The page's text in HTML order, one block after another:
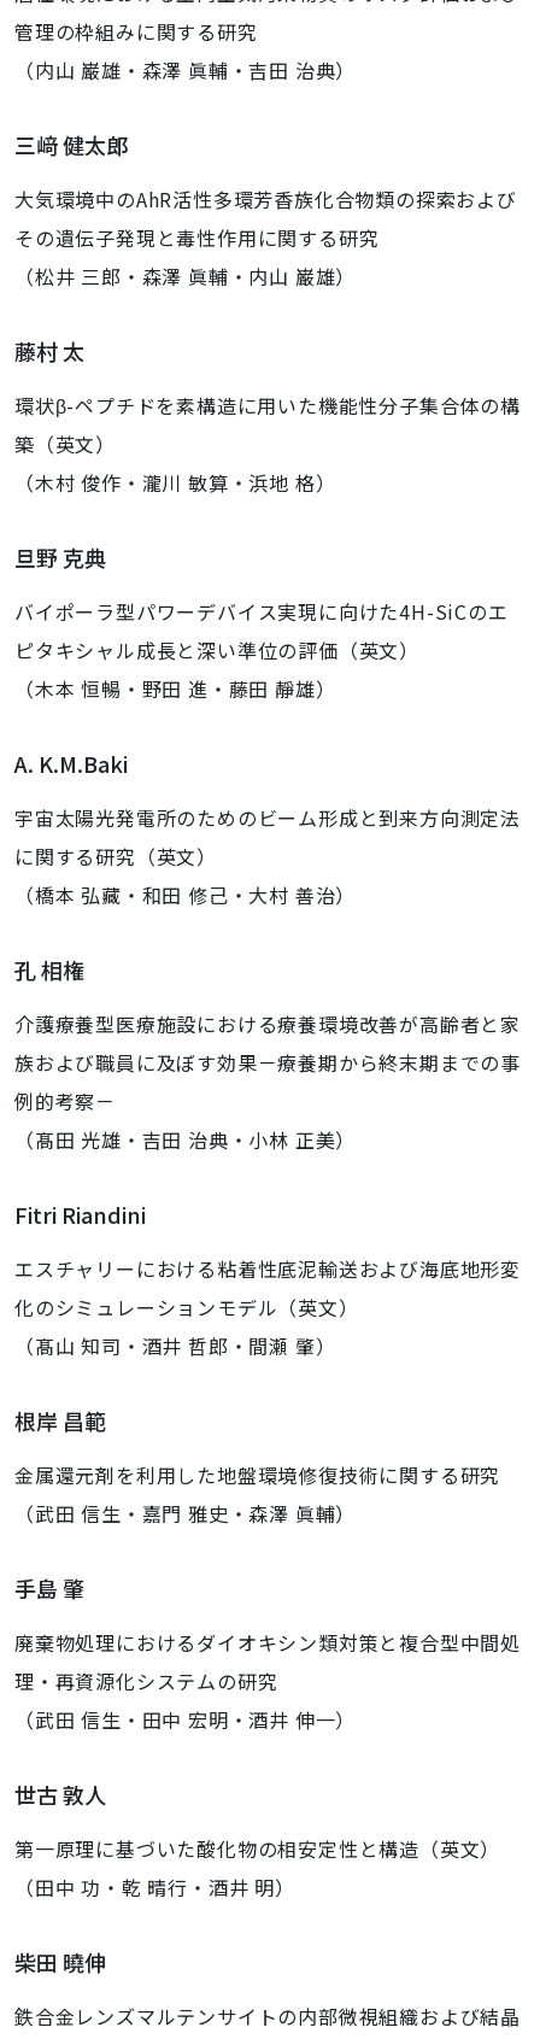
管理の枠組みに関する研究
（内山 巌雄・森澤 眞輔・吉田 治典）
三﨑 健太郎
大気環境中のAhR活性多環芳香族化合物類の探索および
その遺伝子発現と毒性作用に関する研究
（松井 三郎・森澤 眞輔・内山 巌雄）
藤村 太
環状β-ペプチドを素構造に用いた機能性分子集合体の構
築（英文）
（木村 俊作・瀧川 敏算・浜地 格）
旦野 克典
バイポーラ型パワーデバイス実現に向けた4H-SiCのエ
ピタキシャル成長と深い準位の評価（英文）
（木本 恒暢・野田 進・藤田 靜雄）
A. K.M.Baki
宇宙太陽光発電所のためのビーム形成と到来方向測定法
に関する研究（英文）
（橋本 弘藏・和田 修己・大村 善治）
孔 相権
介護療養型医療施設における療養環境改善が高齢者と家
族および職員に及ぼす効果－療養期から終末期までの事
例的考察－
（髙田 光雄・吉田 治典・小林 正美）
Fitri Riandini
エスチャリーにおける粘着性底泥輸送および海底地形変
化のシミュレーションモデル（英文）
（髙山 知司・酒井 哲郎・間瀬 肇）
根岸 昌範
金属還元剤を利用した地盤環境修復技術に関する研究
（武田 信生・嘉門 雅史・森澤 眞輔）
手島 肇
廃棄物処理におけるダイオキシン類対策と複合型中間処
理・再資源化システムの研究
（武田 信生・田中 宏明・酒井 伸一）
世古 敦人
第一原理に基づいた酸化物の相安定性と構造（英文）
（田中 功・乾 晴行・酒井 明）
柴田 曉伸
鉄合金レンズマルテンサイトの内部微視組織および結晶